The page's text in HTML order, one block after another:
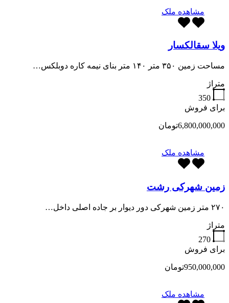
مشاهده ملک
ویلا سقالکسار
مساحت زمین ۳۵۰ متر ۱۴۰ متر بنای نیمه کاره دوبلکس…
متراژ
350
برای فروش
6,800,000,000تومان
مشاهده ملک
زمین شهرکی رشت
۲۷۰ متر زمین شهرکی دور دیوار بر جاده اصلی داخل…
متراژ
270
برای فروش
950,000,000تومان
مشاهده ملک